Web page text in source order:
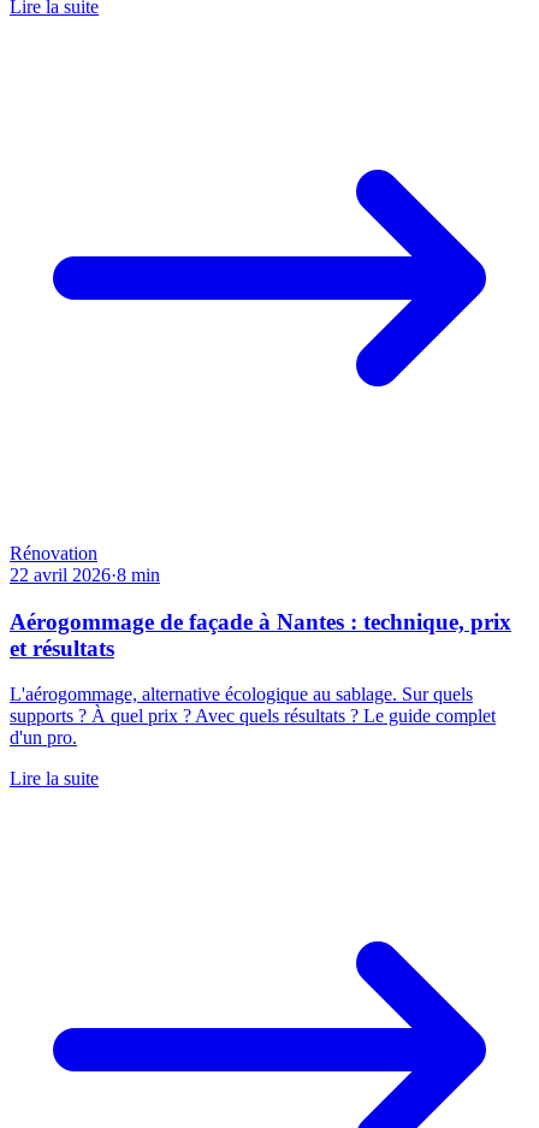
Lire la suite
Rénovation
22 avril 2026·8 min
Aérogommage de façade à Nantes : technique, prix
et résultats
L'aérogommage, alternative écologique au sablage. Sur quels
supports ? À quel prix ? Avec quels résultats ? Le guide complet
d'un pro.
Lire la suite